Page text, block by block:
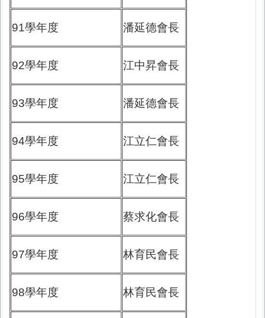
91學年度 潘延德會長
92學年度 江中昇會長
93學年度 潘延德會長
94學年度 江立仁會長
95學年度 江立仁會長
96學年度 蔡求化會長
97學年度 林育民會長
98學年度 林育民會長